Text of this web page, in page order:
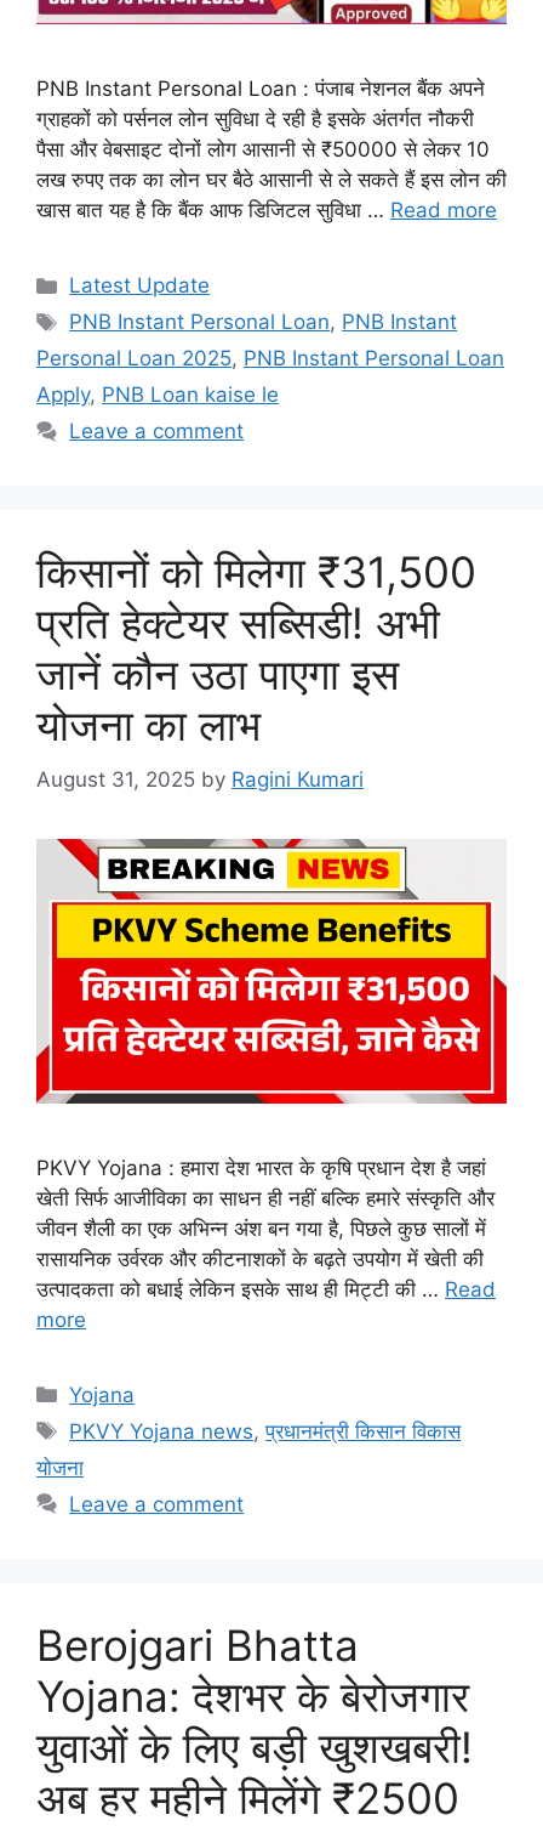
PNB Instant Personal Loan : पंजाब नेशनल बैंक अपने
ग्राहकों को पर्सनल लोन सुविधा दे रही है इसके अंतर्गत नौकरी
पैसा और वेबसाइट दोनों लोग आसानी से ₹50000 से लेकर 10
लख रुपए तक का लोन घर बैठे आसानी से ले सकते हैं इस लोन की
खास बात यह है कि बैंक आफ डिजिटल सुविधा … Read more
Categories
Latest Update
Tags
PNB Instant Personal Loan, PNB Instant
Personal Loan 2025, PNB Instant Personal Loan
Apply, PNB Loan kaise le
Leave a comment
किसानों को मिलेगा ₹31,500
प्रति हेक्टेयर सब्सिडी! अभी
जानें कौन उठा पाएगा इस
योजना का लाभ
August 31, 2025 by Ragini Kumari
PKVY Yojana : हमारा देश भारत के कृषि प्रधान देश है जहां
खेती सिर्फ आजीविका का साधन ही नहीं बल्कि हमारे संस्कृति और
जीवन शैली का एक अभिन्न अंश बन गया है, पिछले कुछ सालों में
रासायनिक उर्वरक और कीटनाशकों के बढ़ते उपयोग में खेती की
उत्पादकता को बधाई लेकिन इसके साथ ही मिट्टी की … Read
more
Categories
Yojana
Tags
PKVY Yojana news,प्रधानमंत्री किसान विकास
योजना
Leave a comment
Berojgari Bhatta
Yojana: देशभर के बेरोजगार
युवाओं के लिए बड़ी खुशखबरी!
अब हर महीने मिलेंगे ₹2500